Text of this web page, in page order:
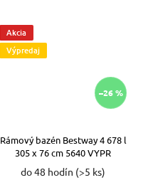
Akcia
Výpredaj
–26 %
Rámový bazén Bestway 4 678 l
305 x 76 cm 5640 VYPR
do 48 hodín (>5 ks)